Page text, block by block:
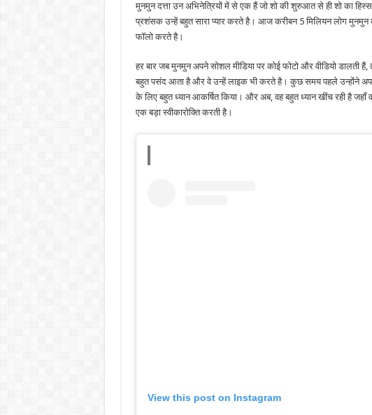
मुनमुन दत्ता उन अभिनेत्रियों में से एक हैं जो शो की शुरुआत से ही शो का
प्रशंसक उन्हें बहुत सारा प्यार करते है। आज करीबन 5 मिलियन लोग मुनमुन
फॉलो करते है।
हर बार जब मुनमुन अपने सोशल मीडिया पर कोई फोटो और वीडियो डालती हैं,
बहुत पसंद आता है और वे उन्हें लाइक भी करते है। कुछ समय पहले उन्होंने
के लिए बहुत ध्यान आकर्षित किया। और अब, वह बहुत ध्यान खींच रही है जहाँ
एक बड़ा स्वीकारोक्ति करती है।
View this post on Instagram